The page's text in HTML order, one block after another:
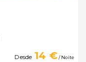
Desde 14 €/ Noite